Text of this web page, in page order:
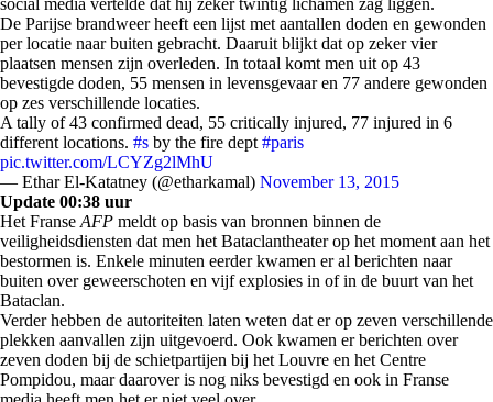
social media vertelde dat hij zeker twintig lichamen zag liggen.
De Parijse brandweer heeft een lijst met aantallen doden en gewonden
per locatie naar buiten gebracht. Daaruit blijkt dat op zeker vier
plaatsen mensen zijn overleden. In totaal komt men uit op 43
bevestigde doden, 55 mensen in levensgevaar en 77 andere gewonden
op zes verschillende locaties.
A tally of 43 confirmed dead, 55 critically injured, 77 injured in 6
different locations. #s by the fire dept #paris
pic.twitter.com/LCYZg2lMhU
— Ethar El-Katatney (@etharkamal) November 13, 2015
Update 00:38 uur
Het Franse AFP meldt op basis van bronnen binnen de
veiligheidsdiensten dat men het Bataclantheater op het moment aan het
bestormen is. Enkele minuten eerder kwamen er al berichten naar
buiten over geweerschoten en vijf explosies in of in de buurt van het
Bataclan.
Verder hebben de autoriteiten laten weten dat er op zeven verschillende
plekken aanvallen zijn uitgevoerd. Ook kwamen er berichten over
zeven doden bij de schietpartijen bij het Louvre en het Centre
Pompidou, maar daarover is nog niks bevestigd en ook in Franse